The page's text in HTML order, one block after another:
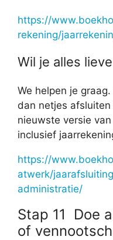
https://
rekening/
Wil je alles
We helpen je
dan netjes
nieuwste versie
inclusief
https://
atwerk/
administratie/
Stap 11 Doe
of